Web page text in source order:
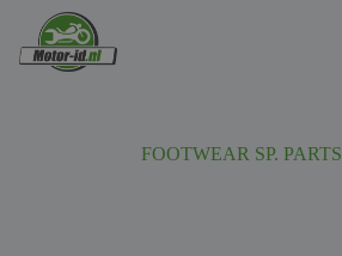
FOOTWEAR SP. PARTS